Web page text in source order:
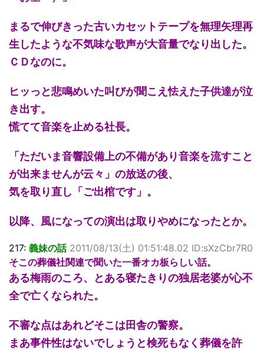
まるで伸びきった古いカセットテープを無理矢理再
生したような不気味な歌声が大音量でなり出した。
ＣＤなのに。
ヒッっと悲鳴めいた叫びが聞こえ怯えた子供達が泣
き出す。
慌てて音楽を止める社長。
「ただいま音響設備上の不備があり音楽を流すこと
が出来ませんが云々」の放送の後、
気を取り直し「ご出棺です」。
以降、風になっての演出は取りやめになったとか。
217: 義妹の話 2011/08/13(土) 01:51:48.02 ID:sXzCbr7R0
そこの葬儀社関連で聞いた一番オカ板らしい話。
ある梅雨のころ、とある寝たきりの独居老婆が心不
全で亡くなられた。
不審な点はあれどそこは田舎の警察。
まあ事件性はないでしょうと検死もなく葬儀を許